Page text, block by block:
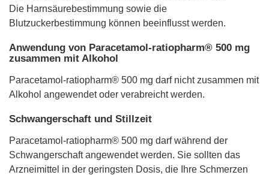
Die Harnsäurebestimmung sowie die
Blutzuckerbestimmung können beeinflusst werden.
Anwendung von Paracetamol-ratiopharm® 500 mg
zusammen mit Alkohol
Paracetamol-ratiopharm® 500 mg darf nicht zusammen mit
Alkohol angewendet oder verabreicht werden.
Schwangerschaft und Stillzeit
Paracetamol-ratiopharm® 500 mg darf während der
Schwangerschaft angewendet werden. Sie sollten das
Arzneimittel in der geringsten Dosis, die Ihre Schmerzen